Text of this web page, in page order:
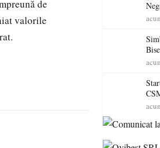
de
valorile
(3)